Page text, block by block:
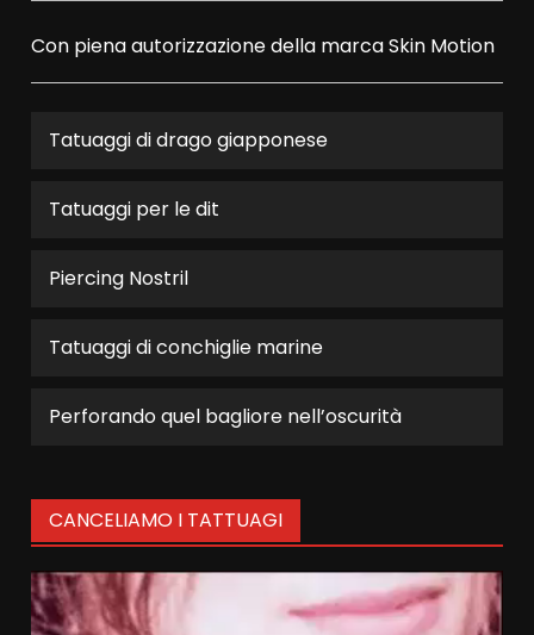
Con piena autorizzazione della marcaSkin Motion
Tatuaggi di drago giapponese
Tatuaggi per le dit
Piercing Nostril
Tatuaggi di conchiglie marine
Perforando quel bagliore nell’oscurità
CANCELIAMO I TATTUAGI
Video
Player